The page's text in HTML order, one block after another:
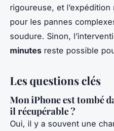
rigoureuse, et
pour les pannes
soudure. Sinon,
minutes reste possible
Les questions clés
Mon iPhone est tombé
il récupérable ?
Oui, il y a souvent une